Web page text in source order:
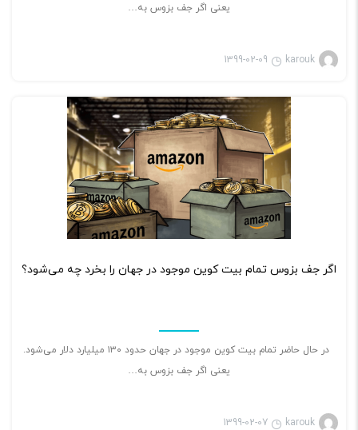
یعنی اگر جف بزوس به…
karouk
1399-02-09
اگر جف بزوس تمام بیت کوین موجود در جهان را بخرد چه می‌شود؟
در حال حاضر تمام بیت کوین موجود در جهان حدود ۱۳۰ میلیارد دلار می‌شود.
یعنی اگر جف بزوس به…
karouk
1399-02-07